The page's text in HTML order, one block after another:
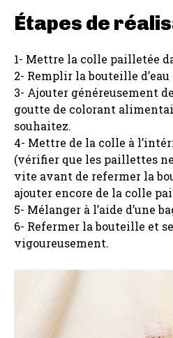
Étapes de
1- Mettre la colle pailletée
2- Remplir la bouteille d’eau
3- Ajouter généreusement
goutte de colorant
souhaitez.
4- Mettre de la colle à
(vérifier que les paillettes
vite avant de refermer la
ajouter encore de la colle
5- Mélanger à l’aide d’une
6- Refermer la bouteille et
vigoureusement.